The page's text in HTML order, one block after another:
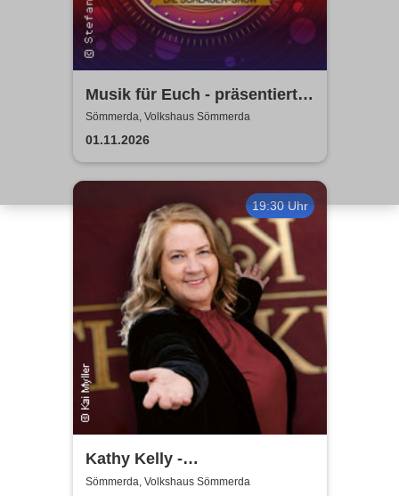
Musik für Euch - präsentiert
von Uta Bresan
Sömmerda, Volkshaus Sömmerda
01.11.2026
19:30 Uhr
Kathy Kelly -
Weihnachtskonzert
Sömmerda, Volkshaus Sömmerda